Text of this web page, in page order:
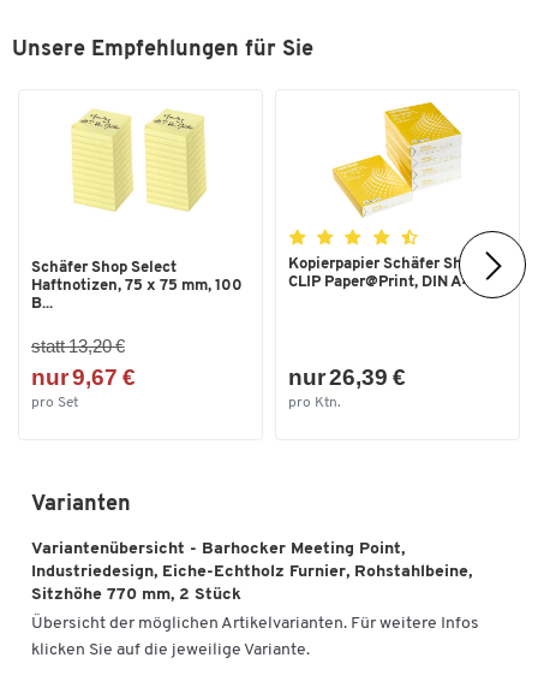
Unsere Empfehlungen für Sie
Schäfer Shop Select
Haftnotizen, 75 x 75 mm, 100
B...
statt 13,20 €
nur 9,67 €
pro Set
Kopierpapier Schäfer Shop
CLIP Paper@Print, DIN A4...
nur 26,39 €
pro Ktn.
Varianten
Variantenübersicht - Barhocker Meeting Point,
Industriedesign, Eiche-Echtholz Furnier, Rohstahlbeine,
Sitzhöhe 770 mm, 2 Stück
Übersicht der möglichen Artikelvarianten. Für weitere Infos
klicken Sie auf die jeweilige Variante.